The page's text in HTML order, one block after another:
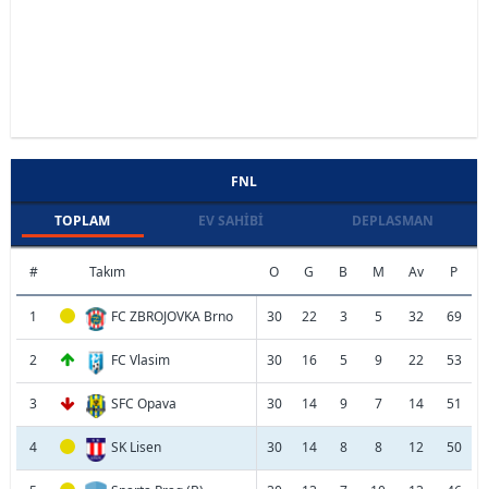
FNL
TOPLAM EV SAHIBI DEPLASMAN
# Takım O G B M Av P
1 FC ZBROJOVKA Brno 30 22 3 5 32 69
2 FC Vlasim 30 16 5 9 22 53
3 SFC Opava 30 14 9 7 14 51
4 SK Lisen 30 14 8 8 12 50